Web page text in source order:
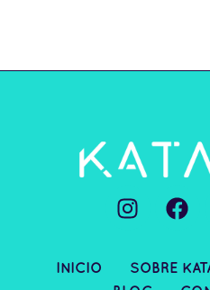
I
n
t
F
a
e
INICIO SOBRE